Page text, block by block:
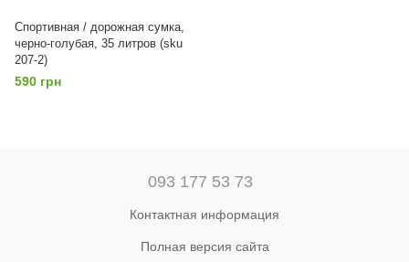
Спортивная / дорожная сумка,
черно-голубая, 35 литров (sku
207-2)
590 грн
093 177 53 73
Контактная информация
Полная версия сайта